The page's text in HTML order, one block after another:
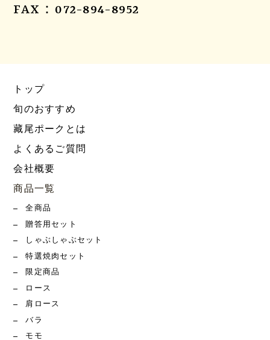
FAX：072-894-8952
トップ
旬のおすすめ
藏尾ポークとは
よくあるご質問
会社概要
商品一覧
全商品
贈答用セット
しゃぶしゃぶセット
特選焼肉セット
限定商品
ロース
肩ロース
バラ
モモ